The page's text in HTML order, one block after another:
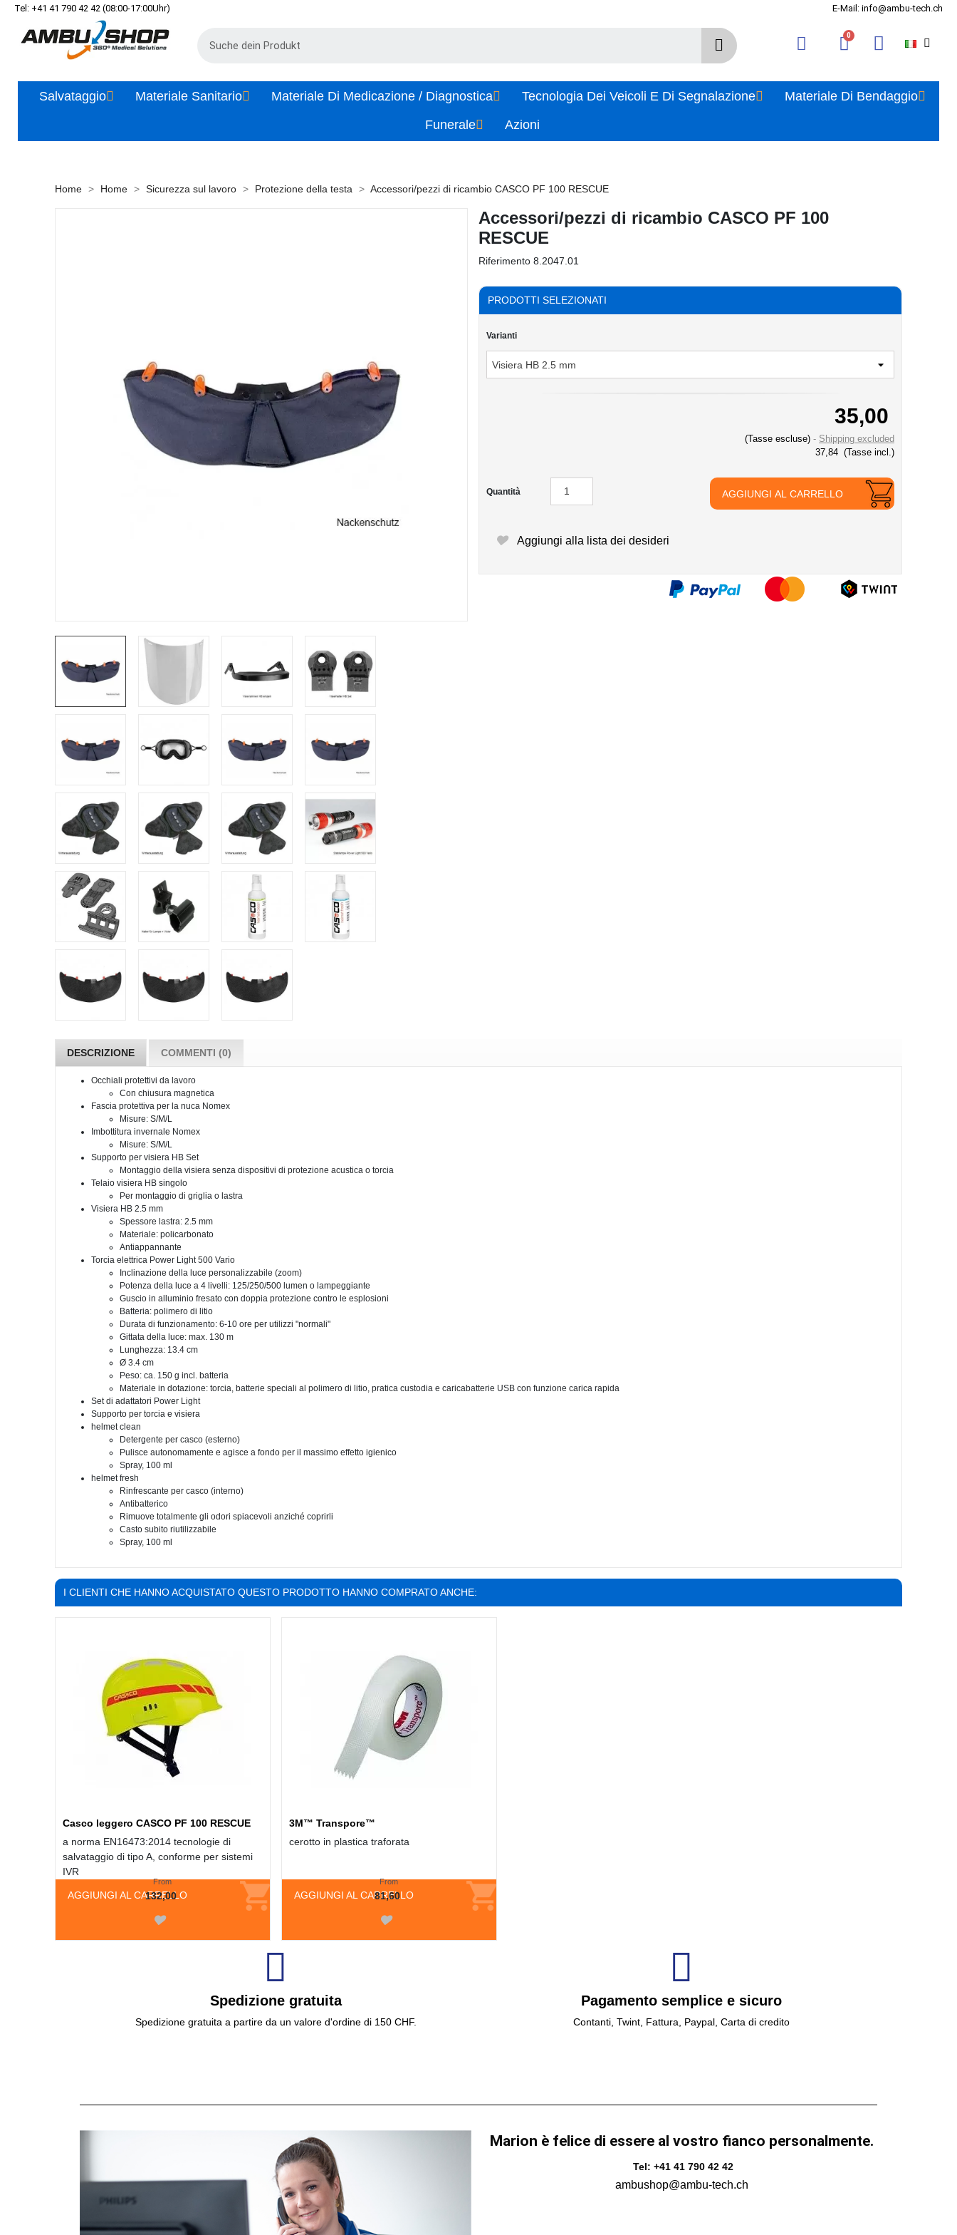
Tel: +41 41 790 42 42 (08:00-17:00Uhr) E-Mail: info@ambu-tech.ch
Salvataggio Materiale Sanitario Materiale Di Medicazione / Diagnostica Tecnologia Dei Veicoli E Di Segnalazione
Materiale Di Bendaggio
Funerale
Azioni
Home Home Sicurezza sul lavoro Protezione della testa Accessori/pezzi di ricambio CASCO PF 100 RESCUE
Accessori/pezzi di ricambio CASCO PF 100
RESCUE
Riferimento 8.2047.01
PRODOTTI SELEZIONATI
Varianti
35,00
(Tasse escluse)
Shipping excluded
37,84 (Tasse incl.)
Quantità AGGIUNGI AL CARRELLO
Aggiungi alla lista dei desideri
DESCRIZIONE COMMENTI (0)
Occhiali protettivi da lavoro
Con chiusura magnetica
Fascia protettiva per la nuca Nomex
Misure: S/M/L
Imbottitura invernale Nomex
Misure: S/M/L
Supporto per visiera HB Set
Montaggio della visiera senza dispositivi di protezione acustica o torcia
Telaio visiera HB singolo
Per montaggio di griglia o lastra
Visiera HB 2.5 mm
Spessore lastra: 2.5 mm
Materiale: policarbonato
Antiappannante
Torcia elettrica Power Light 500 Vario
Inclinazione della luce personalizzabile (zoom)
Potenza della luce a 4 livelli: 125/250/500 lumen o lampeggiante
Guscio in alluminio fresato con doppia protezione contro le esplosioni
Batteria: polimero di litio
Durata di funzionamento: 6-10 ore per utilizzi "normali"
Gittata della luce: max. 130 m
Lunghezza: 13.4 cm
Ø 3.4 cm
Peso: ca. 150 g incl. batteria
Materiale in dotazione: torcia, batterie speciali al polimero di litio, pratica custodia e caricabatterie USB con funzione carica rapida
Set di adattatori Power Light
Supporto per torcia e visiera
helmet clean
Detergente per casco (esterno)
Pulisce autonomamente e agisce a fondo per il massimo effetto igienico
Spray, 100 ml
helmet fresh
Rinfrescante per casco (interno)
Antibatterico
Rimuove totalmente gli odori spiacevoli anziché coprirli
Casto subito riutilizzabile
Spray, 100 ml
I CLIENTI CHE HANNO ACQUISTATO QUESTO PRODOTTO HANNO COMPRATO ANCHE:
Casco leggero CASCO PF 100 RESCUE
a norma EN16473:2014 tecnologie di
salvataggio di tipo A, conforme per sistemi
IVR
AGGIUNGI AL CARRELLO
From
132,00
3M™ Transpore™
cerotto in plastica traforata
AGGIUNGI AL CARRELLO
From
81,60
Spedizione gratuita
Spedizione gratuita a partire da un valore d'ordine di 150 CHF.
Pagamento semplice e sicuro
Contanti, Twint, Fattura, Paypal, Carta di credito
Marion è felice di essere al vostro fianco personalmente.
Tel: +41 41 790 42 42
ambushop@ambu-tech.ch